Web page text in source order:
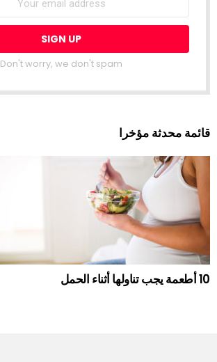
Don't worry, we don't spam
قائمة محدثة مؤخرا
10 أطعمة يجب تناولها أثناء الحمل